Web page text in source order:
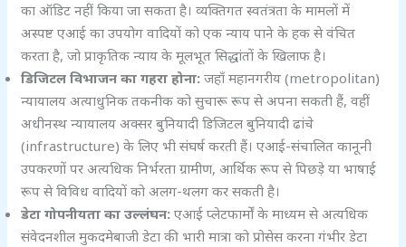
का ऑडिट नहीं किया जा सकता है। व्यक्तिगत स्वतंत्रता के मामलों में
अस्पष्ट एआई का उपयोग वादियों को एक न्याय पाने के हक से वंचित
करता है, जो प्राकृतिक न्याय के मूलभूत सिद्धांतों के खिलाफ है।
डिजिटल विभाजन का गहरा होना: जहाँ महानगरीय (metropolitan)
न्यायालय अत्याधुनिक तकनीक को सुचारू रूप से अपना सकती हैं, वहीं
अधीनस्थ न्यायालय अक्सर बुनियादी डिजिटल बुनियादी ढांचे
(infrastructure) के लिए भी संघर्ष करती हैं। एआई-संचालित कानूनी
उपकरणों पर अत्यधिक निर्भरता ग्रामीण, आर्थिक रूप से पिछड़े या भाषाई
रूप से विविध वादियों को अलग-थलग कर सकती है।
डेटा गोपनीयता का उल्लंघन: एआई प्लेटफार्मों के माध्यम से अत्यधिक
संवेदनशील मुकदमेबाजी डेटा की भारी मात्रा को प्रोसेस करना गंभीर डेटा